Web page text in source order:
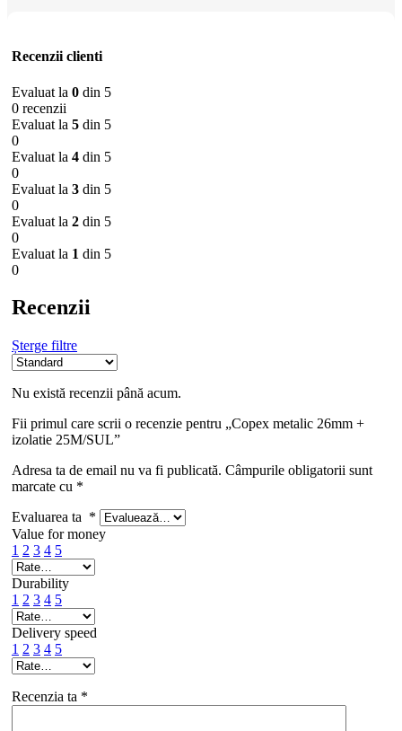
Recenzii clienti
Evaluat la 0 din 5
0 recenzii
Evaluat la 5 din 5
0
Evaluat la 4 din 5
0
Evaluat la 3 din 5
0
Evaluat la 2 din 5
0
Evaluat la 1 din 5
0
Recenzii
Șterge filtre
Nu există recenzii până acum.
Fii primul care scrii o recenzie pentru „Copex metalic 26mm +
izolatie 25M/SUL”
Adresa ta de email nu va fi publicată. Câmpurile obligatorii sunt
marcate cu *
Evaluarea ta *
Value for money
1 2 3 4 5
Durability
1 2 3 4 5
Delivery speed
1 2 3 4 5
Recenzia ta *